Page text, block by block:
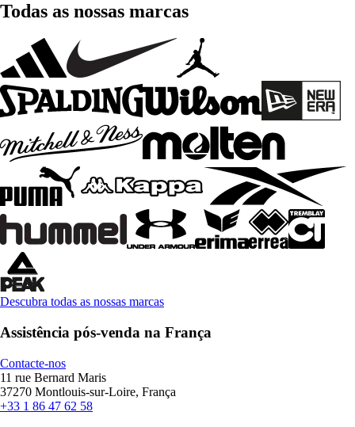
Todas as nossas marcas
Descubra todas as nossas marcas
Assistência pós-venda na França
Contacte-nos
11 rue Bernard Maris
37270 Montlouis-sur-Loire, França
+33 1 86 47 62 58